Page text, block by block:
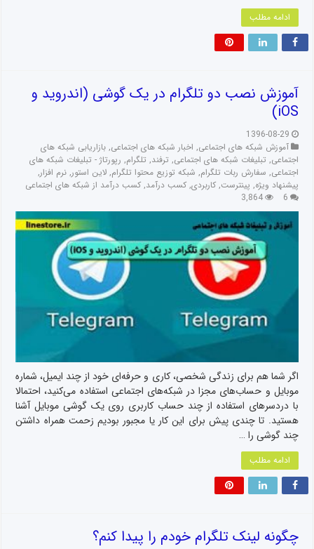
ادامه مطلب
آموزش نصب دو تلگرام در یک گوشی (اندروید و
iOS)
1396-08-29
آموزش شبکه های اجتماعی, اخبار شبکه های اجتماعی, بازاریابی شبکه های
اجتماعی, تبلیغات شبکه های اجتماعی, ترفند, تلگرام, رپورتاژ - تبلیغات شبکه های
اجتماعی, سفارش ربات تلگرام, شبکه توزیع محتوا تلگرام, لاین استور, نرم افزار,
پیشنهاد ویژه, پینترست, کاربردی, کسب درآمد, کسب درآمد از شبکه های اجتماعی
6
3,864
اگر شما هم برای زندگی شخصی، کاری و حرفه‌ای خود از چند ایمیل، شماره
موبایل و حساب‌های مجزا در شبکه‌های اجتماعی استفاده می‌کنید، احتمالا
با دردسرهای استفاده از چند حساب کاربری روی یک گوشی موبایل آشنا
هستید. تا چندی پیش برای این کار یا مجبور بودیم زحمت همراه داشتن
چند گوشی را …
ادامه مطلب
چگونه لینک تلگرام خودم را پیدا کنم؟